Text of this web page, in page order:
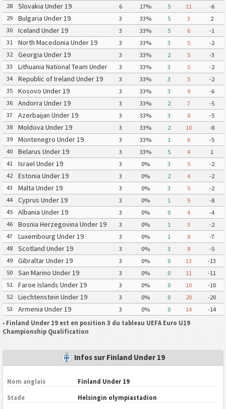
28
Slovakia Under 19 6 17% 5 11
-6
29
Bulgaria Under 19 3 33% 5 3
2
30
Iceland Under 19 3 33% 5 6
-1
31
North Macedonia Under 19 3 33% 3 5
-2
32
Georgia Under 19 3 33% 2 5
-3
33
Lithuania National Team Under
19
3 33% 3 5
-2
34
Republic of Ireland Under 19 3 33% 3 5
-2
35
Kosovo Under 19 3 33% 3 9
-6
36
Andorra Under 19 3 33% 2 7
-5
37
Azerbaijan Under 19 3 33% 3 8
-5
38
Moldova Under 19 3 33% 2 10
-8
39
Montenegro Under 19 3 33% 1 6
-5
40
Belarus Under 19 3 33% 5 4
1
41
Israel Under 19 3 0% 3 5
-2
42
Estonia Under 19 3 0% 2 4
-2
43
Malta Under 19 3 0% 3 5
-2
44
Cyprus Under 19 3 0% 1 9
-8
45
Albania Under 19 3 0% 0 4
-4
46
Bosnia Herzegovina Under 19 3 0% 1 3
-2
47
Luxembourg Under 19 3 0% 1 8
-7
48
Scotland Under 19 3 0% 3 8
-5
49
Gibraltar Under 19 3 0% 0 13
-13
50
San Marino Under 19 3 0% 0 11
-11
51
Faroe Islands Under 19 3 0% 0 10
-10
52
Liechtenstein Under 19 3 0% 0 20
-20
53
Armenia Under 19 3 0% 0 14
-14
• Finland Under 19 est en position 3 du tableau UEFA Euro U19
Championship Qualification
Infos sur Finland Under 19
Nom anglais Finland Under 19
Stade Helsingin olympiastadion